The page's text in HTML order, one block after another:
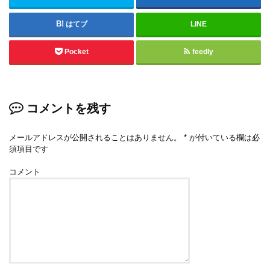
はてブ LINE
Pocket feedly
コメントを残す
メールアドレスが公開されることはありません。 * が付いている欄は必
須項目です
コメント